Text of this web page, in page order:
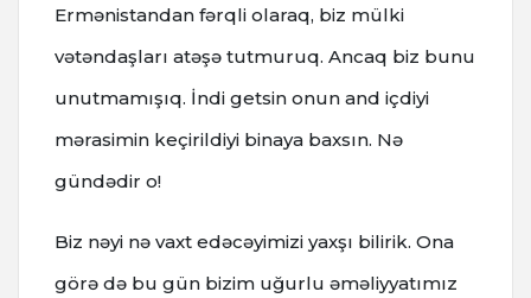
Ermənistandan fərqli olaraq, biz mülki
vətəndaşları atəşə tutmuruq. Ancaq biz bunu
unutmamışıq. İndi getsin onun and içdiyi
mərasimin keçirildiyi binaya baxsın. Nə
gündədir o!
Biz nəyi nə vaxt edəcəyimizi yaxşı bilirik. Ona
görə də bu gün bizim uğurlu əməliyyatımız